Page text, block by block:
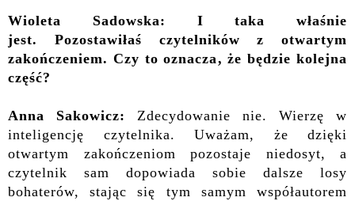
Wioleta Sadowska: I taka właśnie
jest. Pozostawiłaś czytelników z otwartym
zakończeniem. Czy to oznacza, że będzie kolejna
część?
Anna Sakowicz: Zdecydowanie nie. Wierzę w
inteligencję czytelnika. Uważam, że dzięki
otwartym zakończeniom pozostaje niedosyt, a
czytelnik sam dopowiada sobie dalsze losy
bohaterów, stając się tym samym współautorem